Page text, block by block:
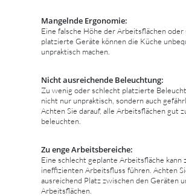
Mangelnde Ergonomie:
Eine falsche Höhe der Arbeitsflächen oder
platzierte Geräte können die Küche
unpraktisch machen.
Nicht ausreichende Beleuchtung:
Zu wenig oder schlecht platzierte
nicht nur unpraktisch, sondern auch
Achten Sie darauf, alle Arbeitsflächen gut
beleuchten.
Zu enge Arbeitsbereiche:
Eine schlecht geplante Arbeitsfläche kann
ineffizienten Arbeitsfluss führen. Achten
ausreichend Platz zwischen den Geräten
Arbeitsflächen.